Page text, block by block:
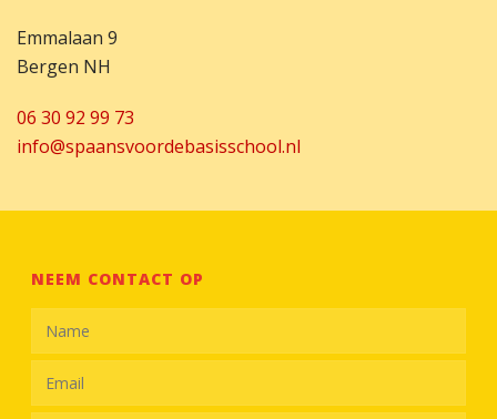
Emmalaan 9
Bergen NH
06 30 92 99 73
info@spaansvoordebasisschool.nl
NEEM CONTACT OP